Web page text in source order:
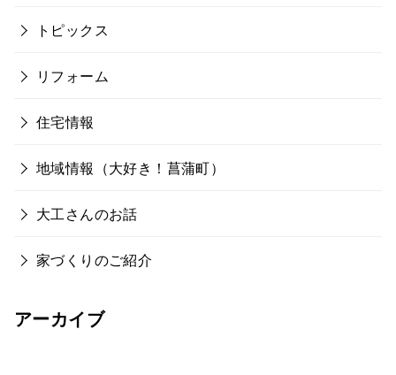
トピックス
リフォーム
住宅情報
地域情報（大好き！菖蒲町）
大工さんのお話
家づくりのご紹介
アーカイブ